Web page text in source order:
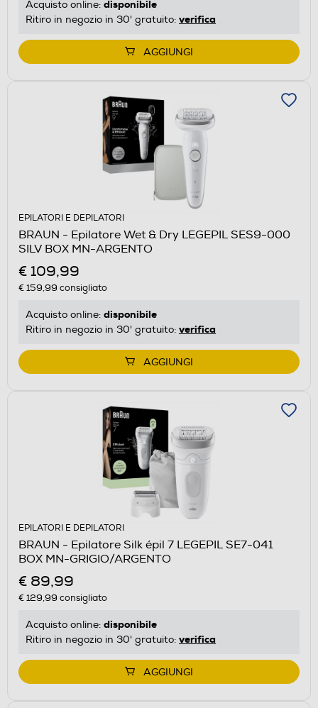
Acquisto online: disponibile
Ritiro in negozio in 30' gratuito: verifica
AGGIUNGI
EPILATORI E DEPILATORI
BRAUN - Epilatore Wet & Dry LEGEPIL SES9-000
SILV BOX MN-ARGENTO
€ 109,99
€ 159,99 consigliato
Acquisto online: disponibile
Ritiro in negozio in 30' gratuito: verifica
AGGIUNGI
EPILATORI E DEPILATORI
BRAUN - Epilatore Silk épil 7 LEGEPIL SE7-041
BOX MN-GRIGIO/ARGENTO
€ 89,99
€ 129,99 consigliato
Acquisto online: disponibile
Ritiro in negozio in 30' gratuito: verifica
AGGIUNGI